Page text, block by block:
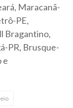
Maracanã-
PE,
Bragantino,
PR, Brusque-
e